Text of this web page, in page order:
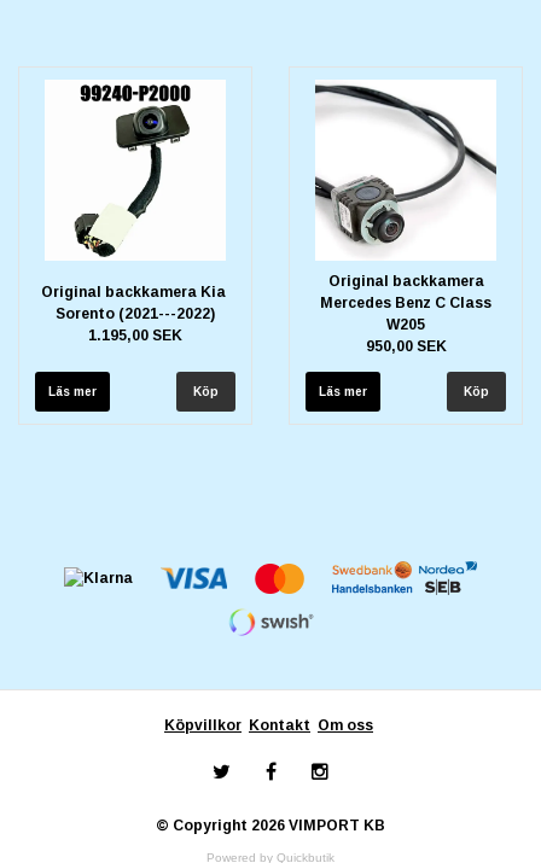
Original backkamera Kia
Sorento (2021---2022)
1.195,00 SEK
Läs mer
Original backkamera
Mercedes Benz C Class
W205
950,00 SEK
Läs mer
Köpvillkor Kontakt Om oss
© Copyright 2026 VIMPORT KB
Powered by Quickbutik